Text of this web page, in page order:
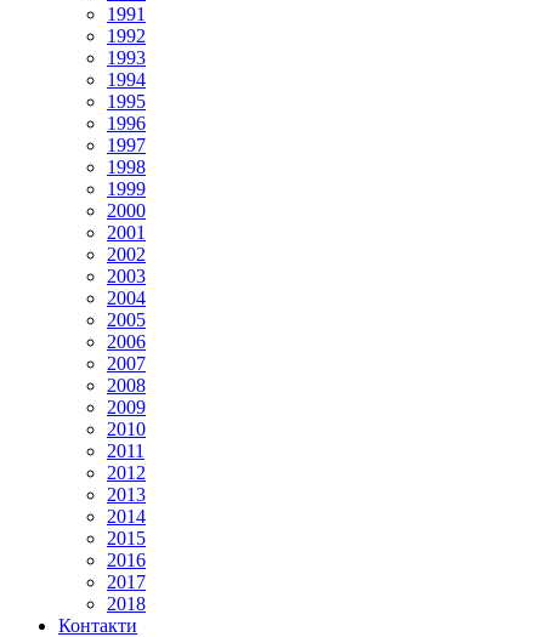
1991
1992
1993
1994
1995
1996
1997
1998
1999
2000
2001
2002
2003
2004
2005
2006
2007
2008
2009
2010
2011
2012
2013
2014
2015
2016
2017
2018
Контакти